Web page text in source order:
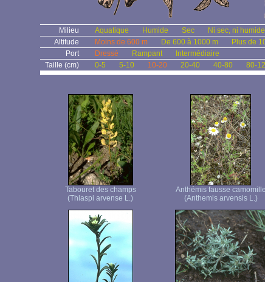
Milieu Aquatique Humide Sec
Ni sec, ni humide
Altitude
Moins de 600 m De 600 à 1000 m
Plus de
Port
Dressé Rampant
Intermédiaire
Taille (cm)
0-5 5-10 10-20 20-40 40-80 80-
Tabouret des champs
(Thlaspi arvense L.)
Anthémis fausse camomille
(Anthemis arvensis L.)